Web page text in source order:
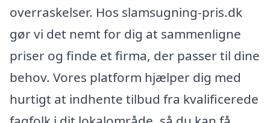
overraskelser. Hos slamsugning-pris.dk
gør vi det nemt for dig at sammenligne
priser og finde et firma, der passer til dine
behov. Vores platform hjælper dig med
hurtigt at indhente tilbud fra kvalificerede